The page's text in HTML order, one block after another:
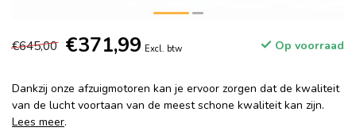
€645,00 €371,99 Excl. btw Op voorraad
Dankzij onze afzuigmotoren kan je ervoor zorgen dat de kwaliteit
van de lucht voortaan van de meest schone kwaliteit kan zijn.
Lees meer.